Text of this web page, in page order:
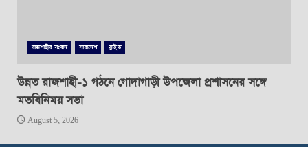
রাজশাহীর সংবাদ সারাদেশ স্লাইড
উন্নত রাজশাহী-১ গঠনে গোদাগাড়ী উপজেলা প্রশাসনের সঙ্গে
মতবিনিময় সভা
August 5, 2026